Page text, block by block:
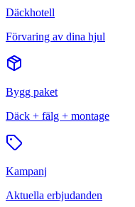
Däckhotell
Förvaring av dina hjul
Bygg paket
Däck + fälg + montage
Kampanj
Aktuella erbjudanden